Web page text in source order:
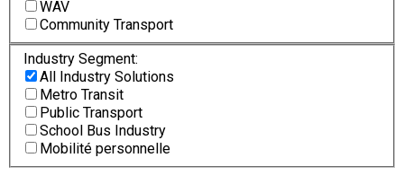
WAV
Community Transport
Industry Segment:
All Industry Solutions
Metro Transit
Public Transport
School Bus Industry
Mobilité personnelle